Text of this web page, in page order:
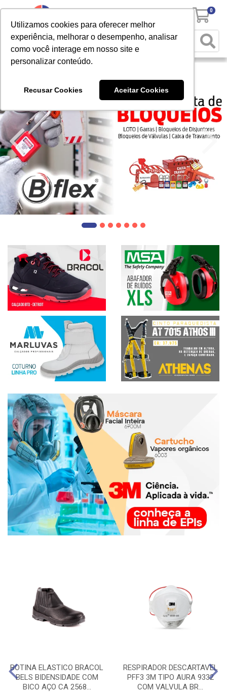
Utilizamos cookies para oferecer melhor
experiência, melhorar o desempenho, analisar
como você interage em nosso site e
personalizar conteúdo.
Recusar Cookies Aceitar Cookies
0
BOTINA ELASTICO BRACOL
BELS BIDENSIDADE COM
BICO AÇO CA 2568...
RESPIRADOR DESCARTAVEL
PFF3 3M TIPO AURA 9332
COM VALVULA BR...